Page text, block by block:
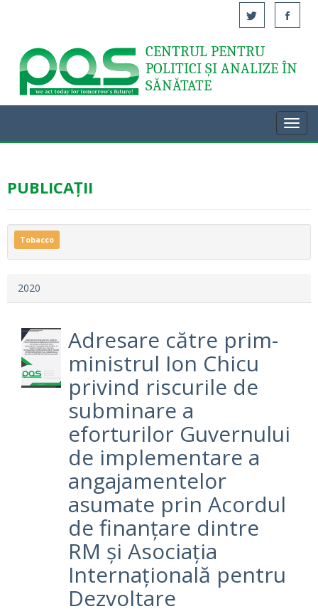
Acasă
CENTRUL PENTRU
POLITICI ȘI ANALIZE ÎN
SĂNĂTATE
PUBLICAȚII
Tobacco
2020
Adresare către prim-
ministrul Ion Chicu
privind riscurile de
subminare a
eforturilor Guvernului
de implementare a
angajamentelor
asumate prin Acordul
de finanțare dintre
RM și Asociația
Internațională pentru
Dezvoltare